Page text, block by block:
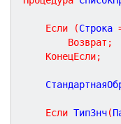
Если (Строка
Возврат ;
КонецЕсли;
Если ТипЗнч(